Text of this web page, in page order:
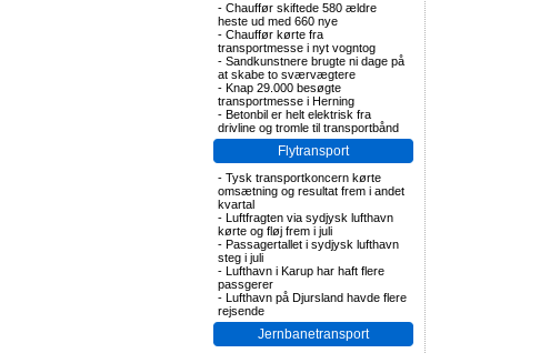
- Chauffør skiftede 580 ældre
heste ud med 660 nye
- Chauffør kørte fra
transportmesse i nyt vogntog
- Sandkunstnere brugte ni dage på
at skabe to sværvægtere
- Knap 29.000 besøgte
transportmesse i Herning
- Betonbil er helt elektrisk fra
drivline og tromle til transportbånd
Flytransport
- Tysk transportkoncern kørte
omsætning og resultat frem i andet
kvartal
- Luftfragten via sydjysk lufthavn
kørte og fløj frem i juli
- Passagertallet i sydjysk lufthavn
steg i juli
- Lufthavn i Karup har haft flere
passgerer
- Lufthavn på Djursland havde flere
rejsende
Jernbanetransport